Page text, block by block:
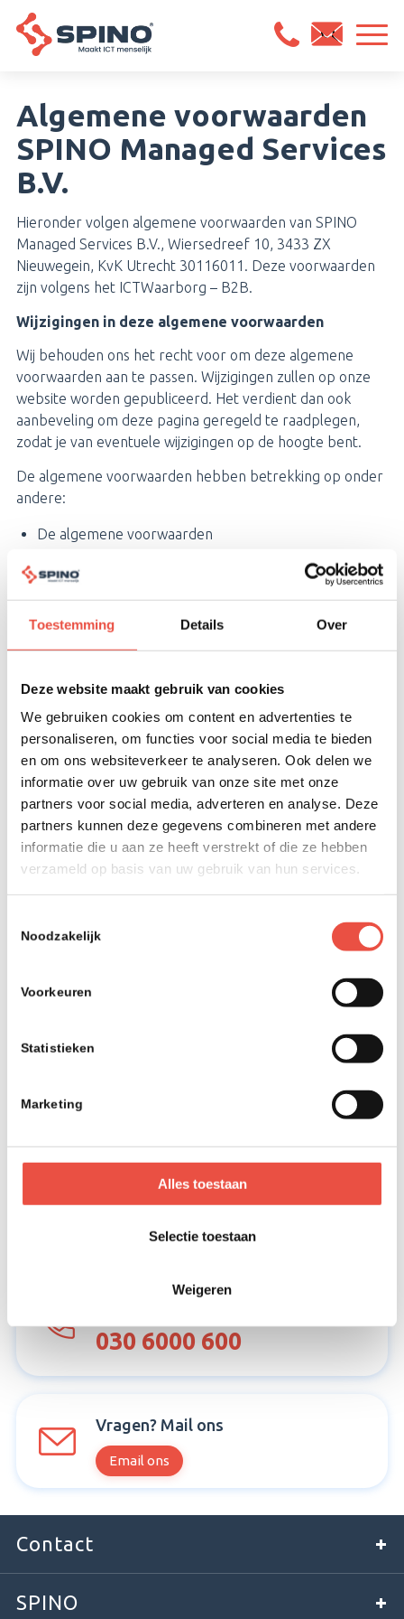
Toestemming Details Over
Deze website maakt gebruik van cookies
We gebruiken cookies om content en advertenties te
personaliseren, om functies voor social media te bieden
en om ons websiteverkeer te analyseren. Ook delen we
informatie over uw gebruik van onze site met onze
partners voor social media, adverteren en analyse. Deze
partners kunnen deze gegevens combineren met andere
informatie die u aan ze heeft verstrekt of die ze hebben
verzameld op basis van uw gebruik van hun services.
Noodzakelijk
Voorkeuren
Statistieken
Marketing
Alles toestaan
Selectie toestaan
Weigeren
Algemene voorwaarden
SPINO Managed Services
B.V.
Hieronder volgen algemene voorwaarden van SPINO
Managed Services B.V., Wiersedreef 10, 3433 ZX
Nieuwegein, KvK Utrecht 30116011. Deze voorwaarden
zijn volgens het ICTWaarborg – B2B.
Wijzigingen in deze algemene voorwaarden
Wij behouden ons het recht voor om deze algemene
voorwaarden aan te passen. Wijzigingen zullen op onze
website worden gepubliceerd. Het verdient dan ook
aanbeveling om deze pagina geregeld te raadplegen,
zodat je van eventuele wijzigingen op de hoogte bent.
De algemene voorwaarden hebben betrekking op onder
andere:
De algemene voorwaarden
Hardware
Huur Hardware
Onderhoud en ondersteuning
om de volledige algemene voorwaarden in te
zien.
Click here
to see full terms of conditions in English.
Contactgegevens
Wiersedreef 10
030 6000 600
Vragen? Mail ons
Email ons
Contact
SPINO